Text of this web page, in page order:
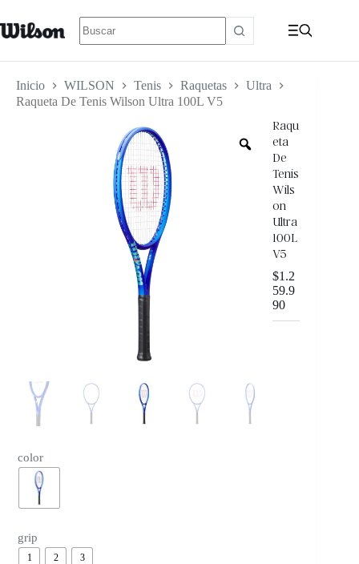
Inicio WILSON Tenis Raquetas
Ultra
Raqueta De Tenis Wilson Ultra 100L V5
Raqu
eta
De
Tenis
Wils
on
Ultra
100L
V5
$1.2
59.9
90
color
grip
1 2 3